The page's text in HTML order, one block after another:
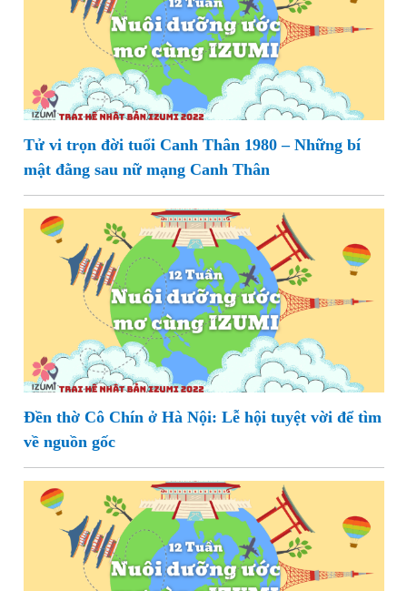
Tử vi trọn đời tuổi Canh Thân 1980 – Những bí
mật đằng sau nữ mạng Canh Thân
Đền thờ Cô Chín ở Hà Nội: Lễ hội tuyệt vời để tìm
về nguồn gốc